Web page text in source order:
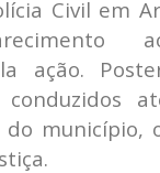
Civil em
ação.
conduzidos
do município,